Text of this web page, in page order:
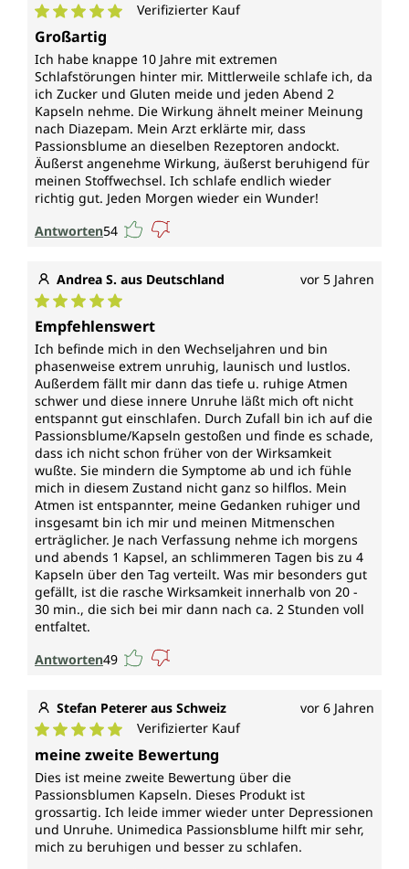
Durchschnittliche Bewertung von 5 von 5 Sternen
Verifizierter Kauf
Großartig
Ich habe knappe 10 Jahre mit extremen
Schlafstörungen hinter mir. Mittlerweile schlafe ich, da
ich Zucker und Gluten meide und jeden Abend 2
Kapseln nehme. Die Wirkung ähnelt meiner Meinung
nach Diazepam. Mein Arzt erklärte mir, dass
Passionsblume an dieselben Rezeptoren andockt.
Äußerst angenehme Wirkung, äußerst beruhigend für
meinen Stoffwechsel. Ich schlafe endlich wieder
richtig gut. Jeden Morgen wieder ein Wunder!
Antworten54
Andrea S. aus Deutschland vor 5 Jahren
Durchschnittliche Bewertung von 5 von 5 Sternen
Empfehlenswert
Ich befinde mich in den Wechseljahren und bin
phasenweise extrem unruhig, launisch und lustlos.
Außerdem fällt mir dann das tiefe u. ruhige Atmen
schwer und diese innere Unruhe läßt mich oft nicht
entspannt gut einschlafen. Durch Zufall bin ich auf die
Passionsblume/Kapseln gestoßen und finde es schade,
dass ich nicht schon früher von der Wirksamkeit
wußte. Sie mindern die Symptome ab und ich fühle
mich in diesem Zustand nicht ganz so hilflos. Mein
Atmen ist entspannter, meine Gedanken ruhiger und
insgesamt bin ich mir und meinen Mitmenschen
erträglicher. Je nach Verfassung nehme ich morgens
und abends 1 Kapsel, an schlimmeren Tagen bis zu 4
Kapseln über den Tag verteilt. Was mir besonders gut
gefällt, ist die rasche Wirksamkeit innerhalb von 20 -
30 min., die sich bei mir dann nach ca. 2 Stunden voll
entfaltet.
Antworten49
Stefan Peterer aus Schweiz vor 6 Jahren
Durchschnittliche Bewertung von 5 von 5 Sternen
Verifizierter Kauf
meine zweite Bewertung
Dies ist meine zweite Bewertung über die
Passionsblumen Kapseln. Dieses Produkt ist
grossartig. Ich leide immer wieder unter Depressionen
und Unruhe. Unimedica Passionsblume hilft mir sehr,
mich zu beruhigen und besser zu schlafen.